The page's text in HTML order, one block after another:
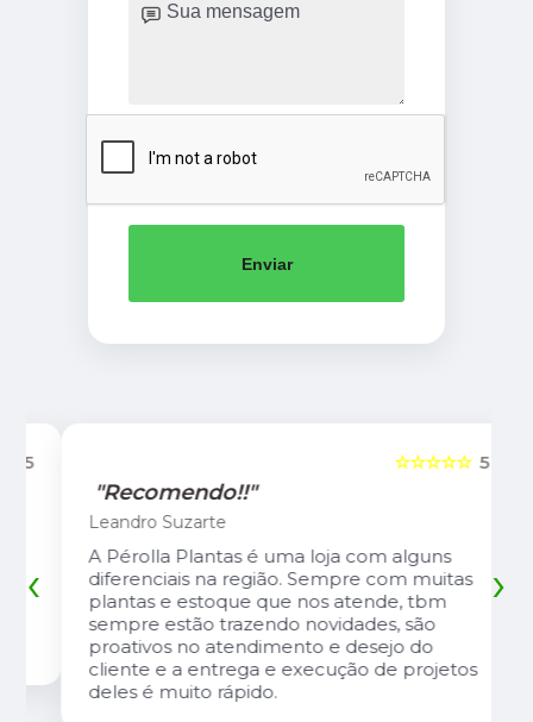
Enviar
5
☆☆☆☆☆
"Recomendo!!"
Leandro Suzarte
A Pérolla Plantas é uma loja com alguns
diferenciais na região. Sempre com muitas
plantas e estoque que nos atende, tbm
sempre estão trazendo novidades, são
proativos no atendimento e desejo do
cliente e a entrega e execução de projetos
deles é muito rápido.
‹ ›